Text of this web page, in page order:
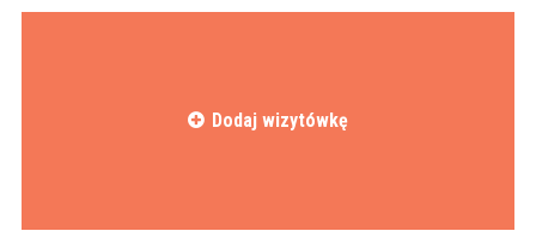
Dodaj wizytówkę